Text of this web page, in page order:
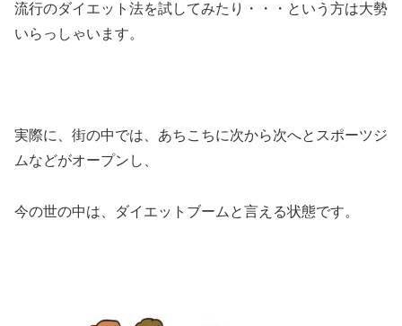
流行のダイエット法を試してみたり・・・という方は大勢
いらっしゃいます。
実際に、街の中では、あちこちに次から次へとスポーツジ
ムなどがオープンし、
今の世の中は、ダイエットブームと言える状態です。